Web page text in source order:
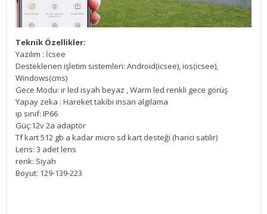
Teknik Özellikler:
Yazılım : İcsee
Desteklenen işletim sistemleri: Android(icsee), ios(icsee),
Windows(cms)
Gece Modu: ır led isyah beyaz , Warm led renkli gece görüş
Yapay zeka : Hareket takibi insan algılama
ıp sınıf: IP66
Güç:12v 2a adaptör
Tf kart 512 gb a kadar micro sd kart desteği (harici satılır)
Lens: 3 adet lens
renk: Siyah
Boyut: 129-139-223